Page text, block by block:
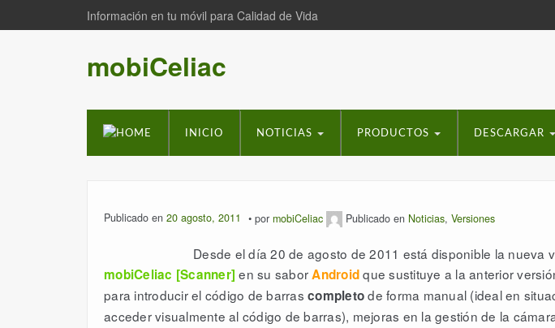
Información en tu móvil para Calidad de Vida
mobiCeliac
INICIO NOTICIAS PRODUCTOS DESCARGAR
Publicado en 20 agosto, 2011 por mobiCeliac Publicado en Noticias, Versiones
Desde el día 20 de agosto de 2011 está disponible la nueva
mobiCeliac [Scanner] en su saborAndroidque sustituye a la anterior
para introducir el código de barras completode forma manual (ideal en
acceder visualmente al código de barras), mejoras en la gestión de la